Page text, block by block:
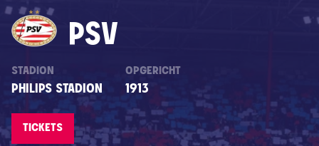
PSV
STADION
PHILIPS STADION
OPGERICHT
1913
TICKETS